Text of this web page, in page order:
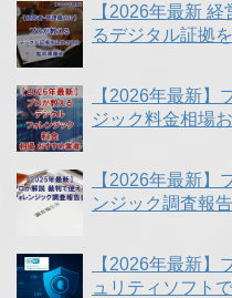
【2026年最新
るデジタル証拠
【2026年最新】
ジック料金相場
【2026年最新】
ンジック調査報
【2026年最新】
ュリティソフト